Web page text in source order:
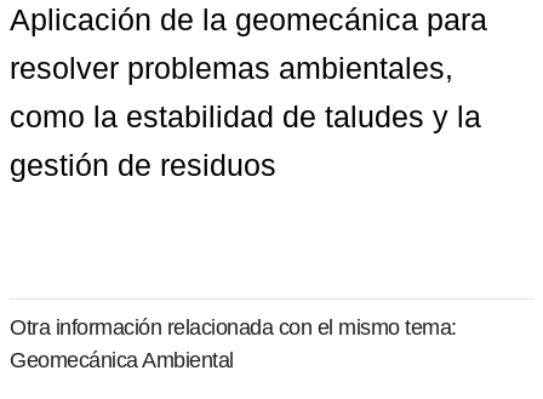
Aplicación de la geomecánica para
resolver problemas ambientales,
como la estabilidad de taludes y la
gestión de residuos
Otra información relacionada con el mismo tema:
Geomecánica Ambiental